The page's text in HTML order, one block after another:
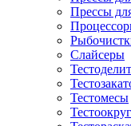
Прессы
Слайсеры
Тестомесы